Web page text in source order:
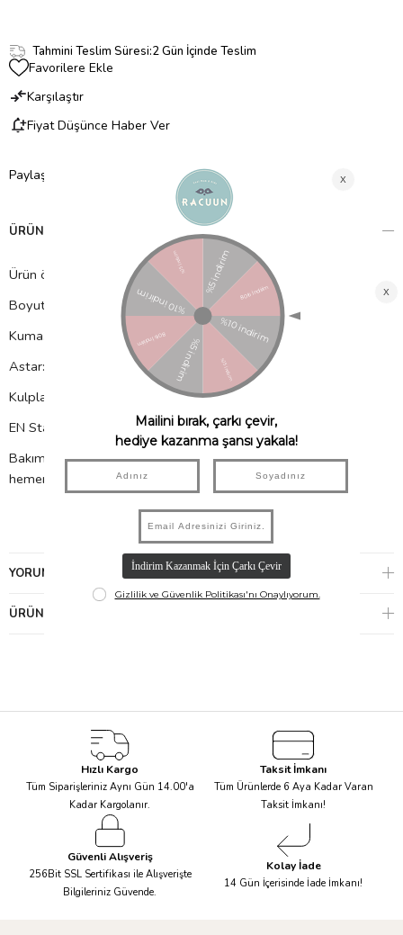
Tahmini Teslim Süresi:2 Gün İçinde Teslim
Favorilere Ekle
Karşılaştır
Fiyat Düşünce Haber Ver
Paylaş
ÜRÜN ÖZELLIKLERI
Ürün özellikleri
Boyutlar: 55,0 x 18,0 x 40,0 cm
Kumaş: %65 Pamuk, %35 Polyester
Astar: %100 Naylon
Kulplar: %100 PU Deri
EN Standardı: REACH, EN 14362, EN 17234
Bakım: Makinede yıkanamaz - Nemli bir bezle temizleyin ve
hemen kurulayın
YORUMLAR
ÜRÜN ÖNERILERI
Hızlı Kargo
Tüm Siparişleriniz Aynı Gün 14.00'a
Kadar Kargolanır.
Taksit İmkanı
Tüm Ürünlerde 6 Aya Kadar Varan
Taksit İmkanı!
Güvenli Alışveriş
256Bit SSL Sertifikası ile Alışverişte
Bilgileriniz Güvende.
Kolay İade
14 Gün İçerisinde İade İmkanı!